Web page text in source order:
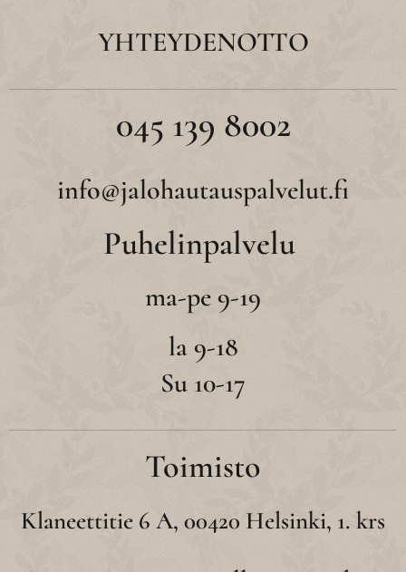
YHTEYDENOTTO
045 139 8002
info@jalohautauspalvelut.fi
Puhelinpalvelu
ma-pe 9-19
la 9-18
Su 10-17
Toimisto
Klaneettitie 6 A, 00420 Helsinki, 1. krs